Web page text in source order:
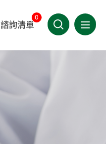
選單導
KIMTECH®
諮詢清單
0
會員專區
繁體中文